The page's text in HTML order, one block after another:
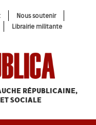
Nous soutenir
Librairie militante
RÉPUBLICAINE,
SOCIALE